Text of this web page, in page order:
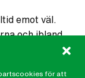
för att
emot väl.
och ibland
som de